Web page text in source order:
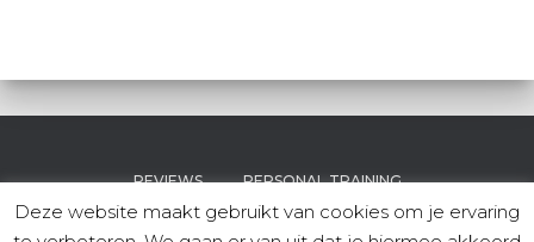
REVIEWS PERSONAL TRAINING
Deze website maakt gebruikt van cookies om je ervaring